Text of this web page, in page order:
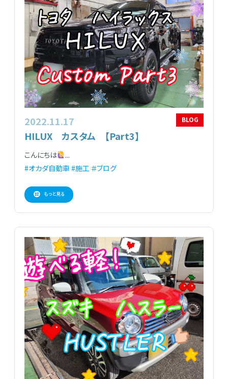
2022.11.17 BLOG
HILUX カスタム 【Part3】
こんにちは
...
#オカダ自動車 #施工 ＃ブログ
もっと見る